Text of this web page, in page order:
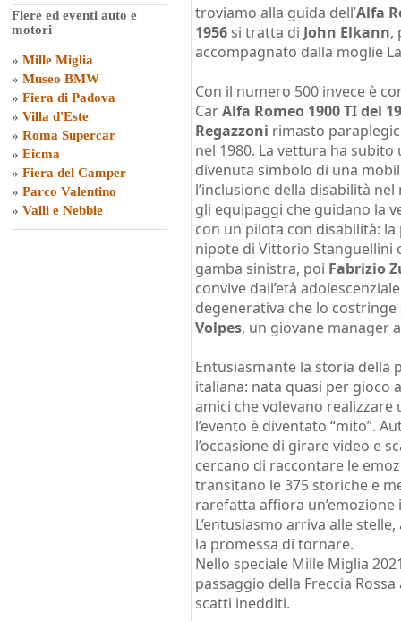
Fiere ed eventi auto e
motori
» Mille Miglia
» Museo BMW
» Fiera di Padova
» Villa d'Este
» Roma Supercar
» Eicma
» Fiera del Camper
» Parco Valentino
» Valli e Nebbie
troviamo alla guida dell’Alfa
1956 si tratta di John Elkann,
accompagnato dalla moglie
Con il numero 500 invece è
CarAlfa Romeo 1900 TI del
Regazzoni rimasto
nel 1980. La vettura ha
divenuta simbolo di una
l’inclusione della disabilità
gli equipaggi che guidano la
con un pilota con disabilità:
nipote di Vittorio Stanguellini
gamba sinistra, poi Fabrizio
convive dall’età
degenerativa che lo
Volpes, un giovane manager
Entusiasmante la storia della
italiana: nata quasi per gioco
amici che volevano
l’evento è diventato “mito”.
l’occasione di girare video e
cercano di raccontare le
transitano le 375 storiche e
rarefatta affiora
L’entusiasmo arriva alle
la promessa di tornare.
Nello speciale Mille Miglia
passaggio della Freccia
scatti inedditi.